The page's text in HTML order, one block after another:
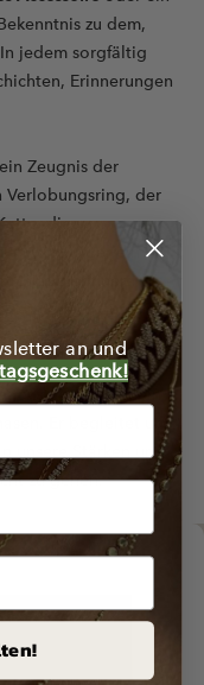
Accessoire oder ein
zu dem,
jedem sorgfältig
Erinnerungen
Zeugnis der
Verlobungsring, der
die von
wird, oder ein
Urlaub erinnert.
Zeit, die es durchlebt
Er begleitet uns
unsere Stärken und
zu gehen.
an und